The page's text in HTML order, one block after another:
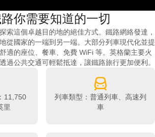
你需要知道的一切
索這個卓越目的地的絕佳方式。鐵路網絡發達，
從國家的一端到另一端。大部分列車現代化並提
適的座位、餐車、免費 WiFi 等。英格蘭主要火
過公共交通可輕鬆抵達，讓鐵路旅行更加便利。
11,750
里
列車類型：普通列車、高速列
車